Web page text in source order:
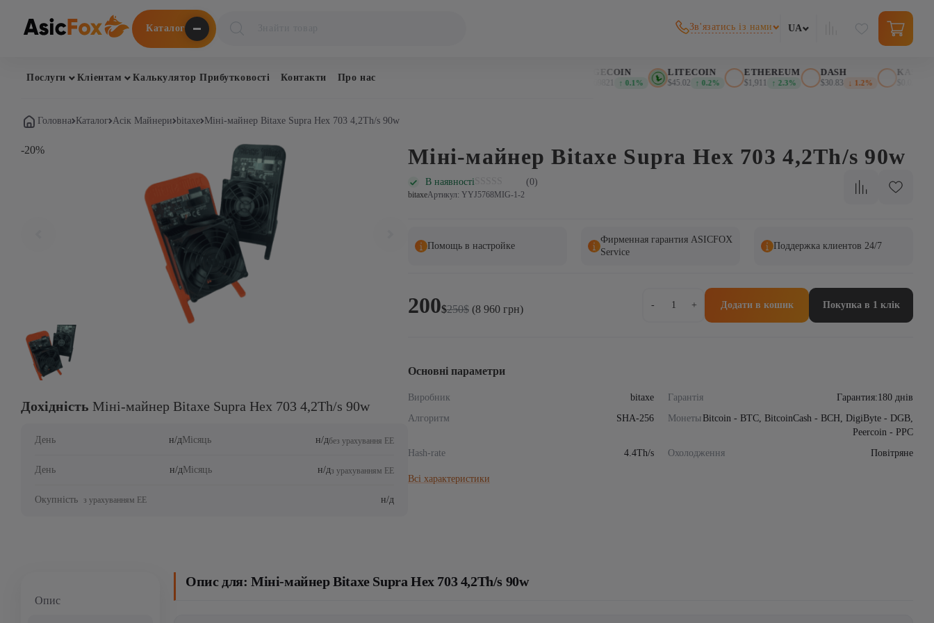
Каталог
товаров
Зв'язатись із нами UA
Послуги Кліентам Калькулятор Прибутковості Контакти Про нас
DOGECOIN
↑ 0.1%
LITECOIN
$45.02 ↑ 0.2%
ETHEREUM
$1,911 ↑ 2.3%
DASH
$30.83 ↓ 1.2%
KASPA
$0.026276
Головна Каталог Асік Майнери bitaxe Міні-майнер Bitaxe Supra Hex 703 4,2Th/s 90w
-20%
Дохідність Міні-майнер Bitaxe Supra Hex 703 4,2Th/s 90w
День н/дМісяць н/дбез урахування ЕЕ
День н/дМісяць н/дз урахуванням ЕЕ
Окупність з урахуванням ЕЕ н/д
Міні-майнер Bitaxe Supra Hex 703 4,2Th/s 90w
В наявності (0)
bitaxeАртикул: YYJ5768MIG-1-2
Помощь в настройке
Фирменная гарантия ASICFOX
Service
Поддержка клиентов 24/7
250$
Оригінальна
ціна:
200$
Поточна
ціна:
(8 960 грн) -
майнер
кількість
+ Додати в кошик Покупка в 1 клік
Основні параметри
Виробник bitaxe Гарантія
Гарантия:180 днів
Алгоритм
SHA-256 МонетыBitcoin - BTC, BitcoinCash - BCH, DigiByte - DGB,
Peercoin - PPC
Hash-rate
4.4Th/s Охолодження Повітряне
Всі характеристики
Опис
Опис для: Міні-майнер Bitaxe Supra Hex 703 4,2Th/s 90w